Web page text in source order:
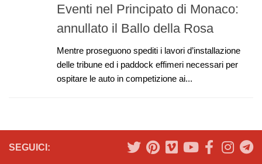
Eventi nel Principato di Monaco:
annullato il Ballo della Rosa
Mentre proseguono spediti i lavori d’installazione
delle tribune ed i paddock effimeri necessari per
ospitare le auto in competizione ai...
SEGUICI: